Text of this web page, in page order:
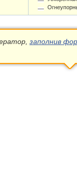
заполнив